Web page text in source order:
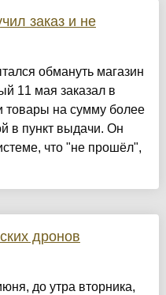
заказ и не
обмануть магазин
11 мая заказал в
товары на сумму более
в пункт выдачи. Он
что "не прошёл",
дронов
до утра вторника,